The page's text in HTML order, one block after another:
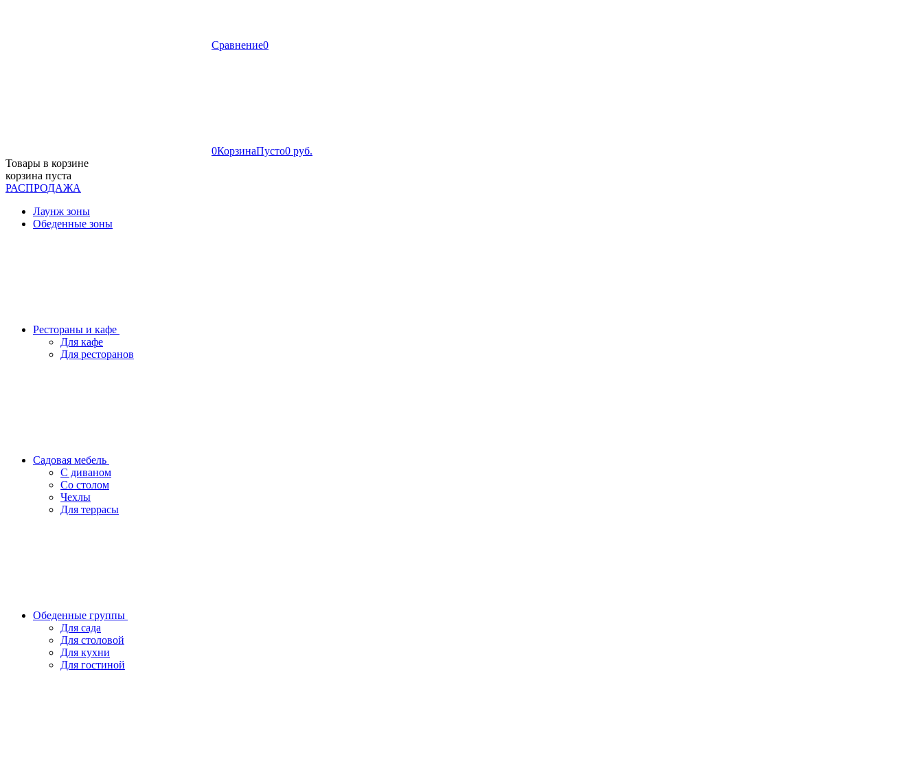
Сравнение0
0КорзинаПусто0 руб.
Товары в корзине
корзина пуста
РАСПРОДАЖА
Лаунж зоны
Обеденные зоны
Рестораны и кафе
Для кафе
Для ресторанов
Садовая мебель
С диваном
Со столом
Чехлы
Для террасы
Обеденные группы
Для сада
Для столовой
Для кухни
Для гостиной